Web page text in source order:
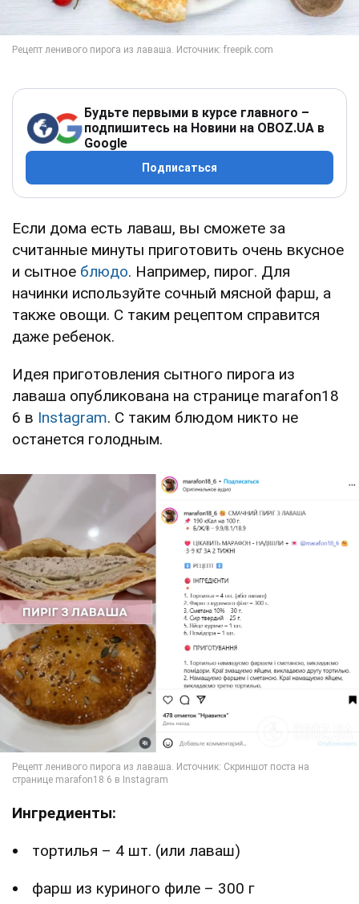
Будьте первыми в курсе главного –
подпишитесь на Новини на OBOZ.UA в
Google
Подписаться
Если дома есть лаваш, вы сможете за
считанные минуты приготовить очень вкусное
и сытное блюдо. Например, пирог. Для
начинки используйте сочный мясной фарш, а
также овощи. С таким рецептом справится
даже ребенок.
Идея приготовления сытного пирога из
лаваша опубликована на странице marafon18
6 в Instagram. С таким блюдом никто не
останется голодным.
Ингредиенты:
тортилья – 4 шт. (или лаваш)
фарш из куриного филе – 300 г